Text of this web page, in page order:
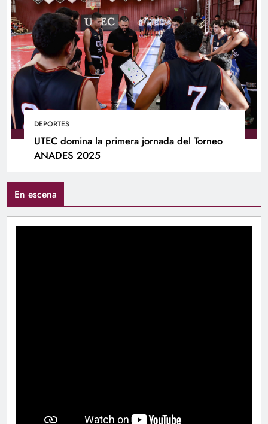
DEPORTES
UTEC domina la primera jornada del Torneo
ANADES 2025
En escena